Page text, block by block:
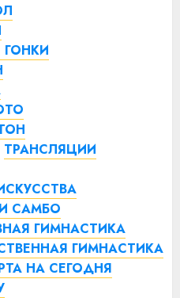
ТРАНСЛЯЦИИ
САМБО
ГИМНАСТИКА
ГИМНАСТИКА
НА СЕГОДНЯ